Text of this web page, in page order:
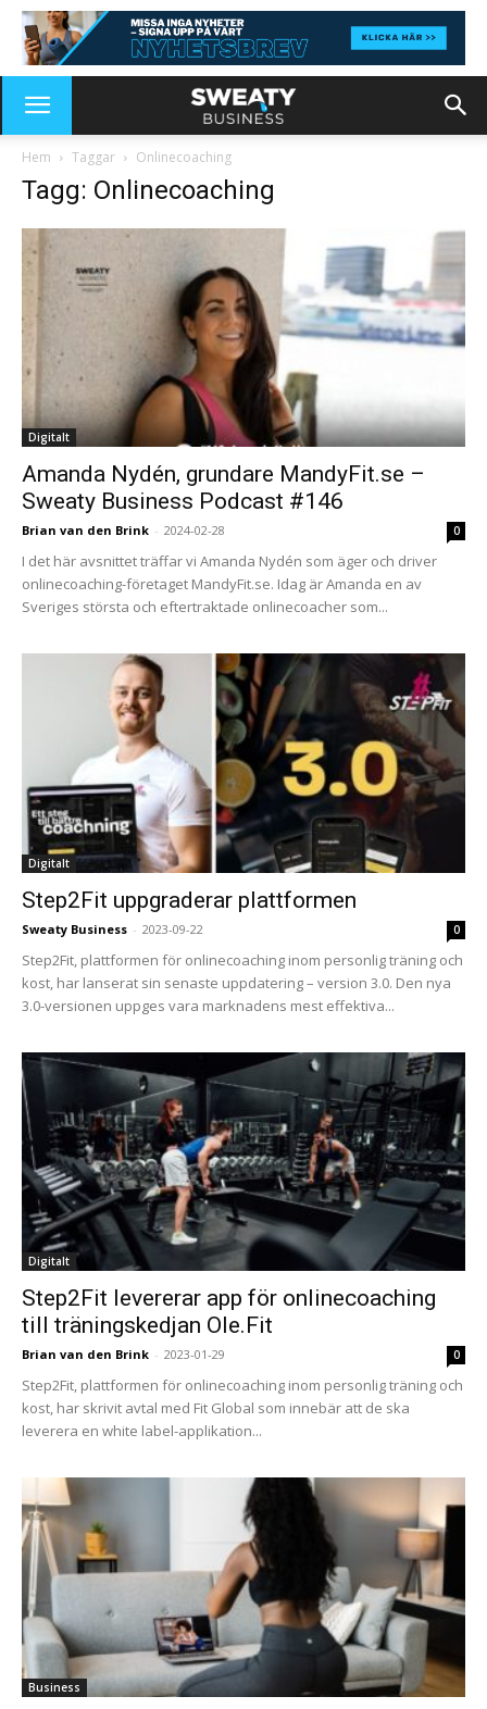
Hem Taggar Onlinecoaching
Tagg: Onlinecoaching
Digitalt
Amanda Nydén, grundare MandyFit.se –
Sweaty Business Podcast #146
Brian van den Brink - 2024-02-28 0
I det här avsnittet träffar vi Amanda Nydén som äger och driver
onlinecoaching-företaget MandyFit.se. Idag är Amanda en av
Sveriges största och eftertraktade onlinecoacher som...
Digitalt
Step2Fit uppgraderar plattformen
Sweaty Business - 2023-09-22 0
Step2Fit, plattformen för onlinecoaching inom personlig träning och
kost, har lanserat sin senaste uppdatering – version 3.0. Den nya
3.0-versionen uppges vara marknadens mest effektiva...
Digitalt
Step2Fit levererar app för onlinecoaching
till träningskedjan Ole.Fit
Brian van den Brink - 2023-01-29 0
Step2Fit, plattformen för onlinecoaching inom personlig träning och
kost, har skrivit avtal med Fit Global som innebär att de ska
leverera en white label-applikation...
Business